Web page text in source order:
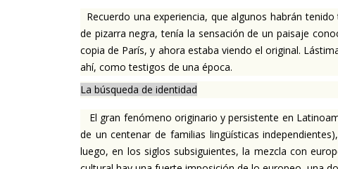
Recuerdo una experiencia, que algunos habrán
de pizarra negra, tenía la sensación de un paisaje
copia de París, y ahora estaba viendo el original.
ahí, como testigos de una época.
La búsqueda de identidad
El gran fenómeno originario y persistente en
de un centenar de familias lingüísticas
luego, en los siglos subsiguientes, la mezcla con